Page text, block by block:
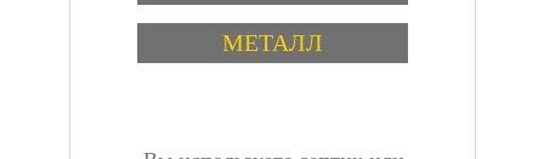
МЕТАЛЛ